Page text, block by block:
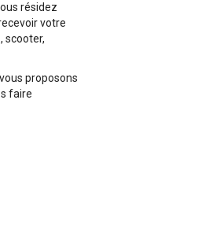
résidez
votre
scooter,
proposons
faire